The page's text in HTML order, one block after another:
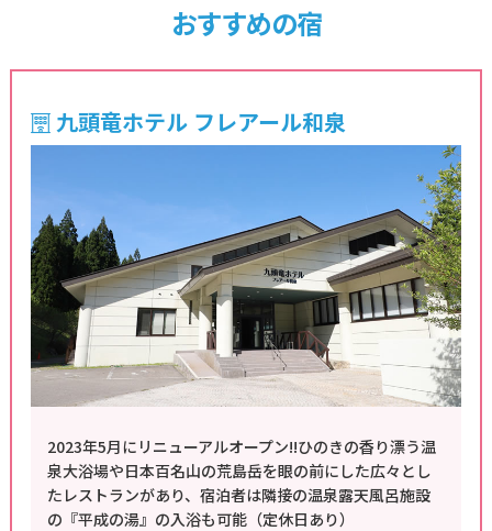
おすすめの宿
九頭竜ホテル フレアール和泉
2023年5月にリニューアルオープン!!ひのきの香り漂う温
泉大浴場や日本百名山の荒島岳を眼の前にした広々とし
たレストランがあり、宿泊者は隣接の温泉露天風呂施設
の『平成の湯』の入浴も可能（定休日あり）